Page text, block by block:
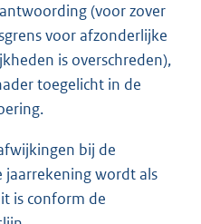
(voor zover
voor afzonderlijke
is overschreden),
toegelicht in de
bij de
jaarrekening wordt als
is conform de